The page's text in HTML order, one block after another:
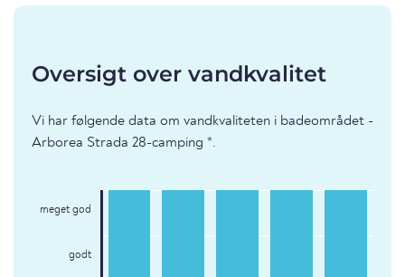
Oversigt over vandkvalitet
Vi har følgende data om vandkvaliteten i badeområdet -
Arborea Strada 28-camping *.
meget god
godt